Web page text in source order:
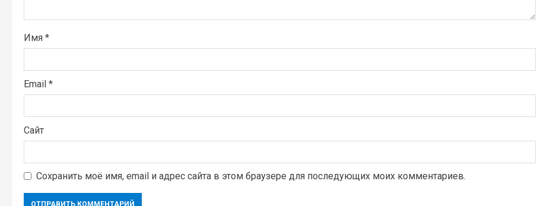
н
е
Имя *
Email *
Сайт
Сохранить моё имя, email и адрес сайта в этом браузере для последующих моих комментариев.